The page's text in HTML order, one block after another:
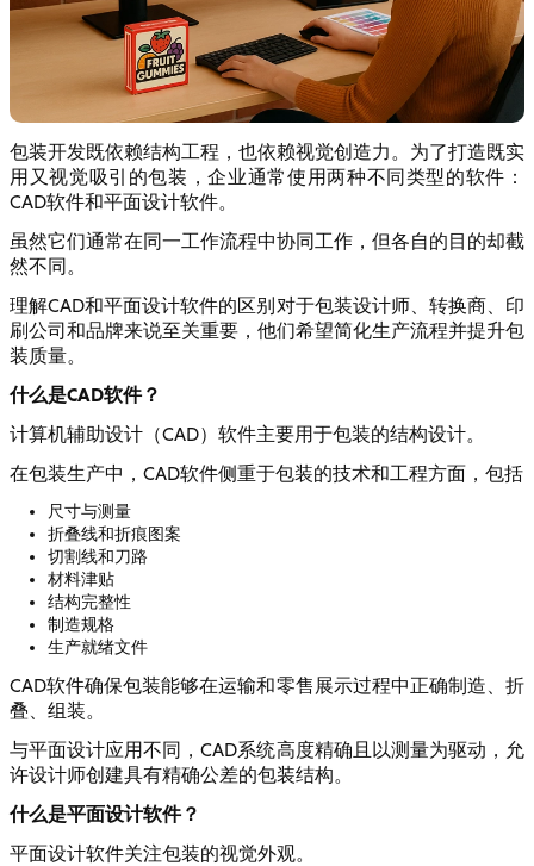
包装开发既依赖结构工程，也依赖视觉创造力。为了打造既实
用又视觉吸引的包装，企业通常使用两种不同类型的软件：
CAD软件和平面设计软件。
虽然它们通常在同一工作流程中协同工作，但各自的目的却截
然不同。
理解CAD和平面设计软件的区别对于包装设计师、转换商、印
刷公司和品牌来说至关重要，他们希望简化生产流程并提升包
装质量。
什么是CAD软件？
计算机辅助设计（CAD）软件主要用于包装的结构设计。
在包装生产中，CAD软件侧重于包装的技术和工程方面，包括
尺寸与测量
折叠线和折痕图案
切割线和刀路
材料津贴
结构完整性
制造规格
生产就绪文件
CAD软件确保包装能够在运输和零售展示过程中正确制造、折
叠、组装。
与平面设计应用不同，CAD系统高度精确且以测量为驱动，允
许设计师创建具有精确公差的包装结构。
什么是平面设计软件？
平面设计软件关注包装的视觉外观。